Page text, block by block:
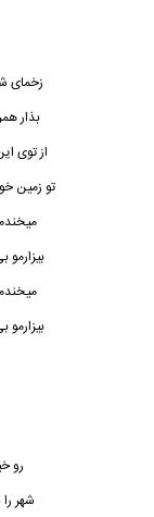
زخمای
بذار
از توی
تو زمین
رو
شهر